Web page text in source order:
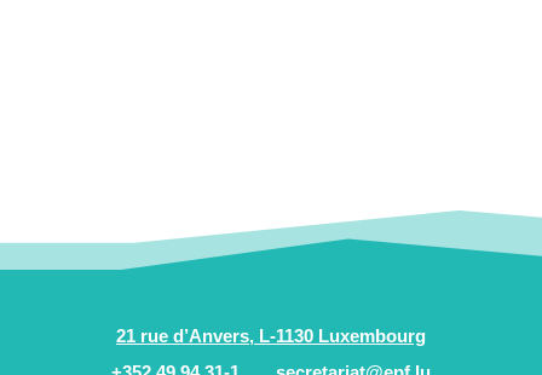
21 rue d’Anvers, L-1130 Luxembourg